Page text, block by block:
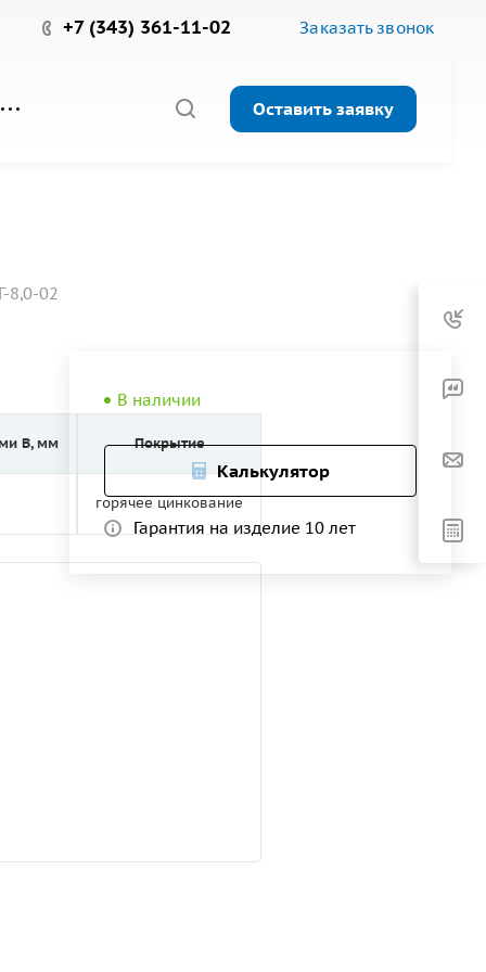
+7 (343) 361-11-02 Заказать звонок
Оставить заявку
8,0-02
В наличии
Калькулятор
Гарантия на изделие 10 лет
B, мм Покрытие
горячее цинкование